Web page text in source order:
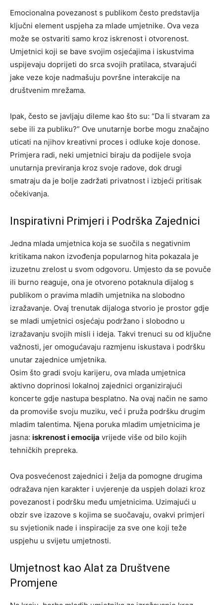
Emocionalna povezanost s publikom često predstavlja
ključni element uspjeha za mlade umjetnike. Ova veza
može se ostvariti samo kroz iskrenost i otvorenost.
Umjetnici koji se bave svojim osjećajima i iskustvima
uspijevaju doprijeti do srca svojih pratilaca, stvarajući
jake veze koje nadmašuju površne interakcije na
društvenim mrežama.
Ipak, često se javljaju dileme kao što su: “Da li stvaram za
sebe ili za publiku?” Ove unutarnje borbe mogu značajno
uticati na njihov kreativni proces i odluke koje donose.
Primjera radi, neki umjetnici biraju da podijele svoja
unutarnja previranja kroz svoje radove, dok drugi
smatraju da je bolje zadržati privatnost i izbjeći pritisak
očekivanja.
Inspirativni Primjeri i Podrška Zajednici
Jedna mlada umjetnica koja se suočila s negativnim
kritikama nakon izvođenja popularnog hita pokazala je
izuzetnu zrelost u svom odgovoru. Umjesto da se povuče
ili burno reaguje, ona je otvoreno potaknula dijalog s
publikom o pravima mladih umjetnika na slobodno
izražavanje. Ovaj trenutak dijaloga stvorio je prostor gdje
se mladi umjetnici osjećaju podržano i slobodno u
izražavanju svojih misli i ideja. Takvi trenuci su od ključne
važnosti, jer omogućavaju razmjenu iskustava i podršku
unutar zajednice umjetnika.
Osim što gradi svoju karijeru, ova mlada umjetnica
aktivno doprinosi lokalnoj zajednici organizirajući
koncerte gdje nastupa besplatno. Na ovaj način ne samo
da promoviše svoju muziku, već i pruža podršku drugim
mladim talentima. Njena poruka mladim umjetnicima je
jasna: iskrenost i emocija vrijede više od bilo kojih
tehničkih prepreka.
Ova posvećenost zajednici i želja da pomogne drugima
odražava njen karakter i uvjerenje da uspjeh dolazi kroz
povezanost i podršku među umjetnicima. Uzimajući u
obzir sve izazove s kojima se suočavaju, ovakvi primjeri
su svjetionik nade i inspiracije za sve one koji teže
uspjehu u svijetu umjetnosti.
Umjetnost kao Alat za Društvene
Promjene